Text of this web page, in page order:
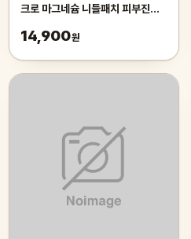
크로 마그네슘 니들패치 피부진정
14,900원